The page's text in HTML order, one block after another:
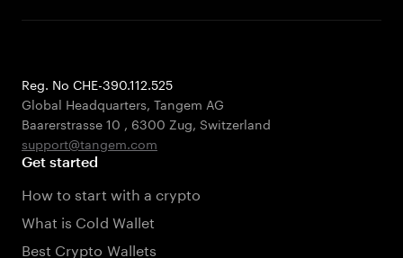
Reg. No CHE-390.112.525
Global Headquarters, Tangem AG
Baarerstrasse 10 , 6300 Zug, Switzerland
support@tangem.com
Get started
How to start with a crypto
What is Cold Wallet
Best Crypto Wallets